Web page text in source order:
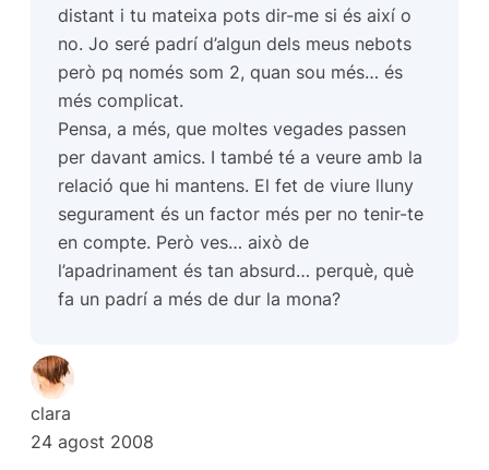
distant i tu mateixa pots dir-me si és així o
no. Jo seré padrí d’algun dels meus nebots
però pq només som 2, quan sou més… és
més complicat.
Pensa, a més, que moltes vegades passen
per davant amics. I també té a veure amb la
relació que hi mantens. El fet de viure lluny
segurament és un factor més per no tenir-te
en compte. Però ves… això de
l’apadrinament és tan absurd… perquè, què
fa un padrí a més de dur la mona?
clara
24 agost 2008